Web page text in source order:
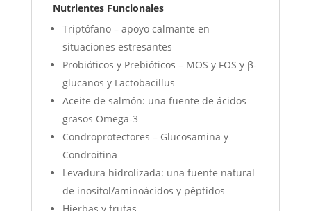
Nutrientes Funcionales
Triptófano – apoyo calmante en
situaciones estresantes
Probióticos y Prebióticos – MOS y FOS y β-
glucanos y Lactobacillus
Aceite de salmón: una fuente de ácidos
grasos Omega-3
Condroprotectores – Glucosamina y
Condroitina
Levadura hidrolizada: una fuente natural
de inositol/aminoácidos y péptidos